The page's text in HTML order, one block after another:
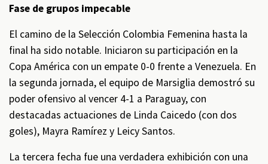
Fase de grupos impecable
El camino de la Selección Colombia Femenina hasta la
final ha sido notable. Iniciaron su participación en la
Copa América con un empate 0-0 frente a Venezuela. En
la segunda jornada, el equipo de Marsiglia demostró su
poder ofensivo al vencer 4-1 a Paraguay, con
destacadas actuaciones de Linda Caicedo (con dos
goles), Mayra Ramírez y Leicy Santos.
La tercera fecha fue una verdadera exhibición con una